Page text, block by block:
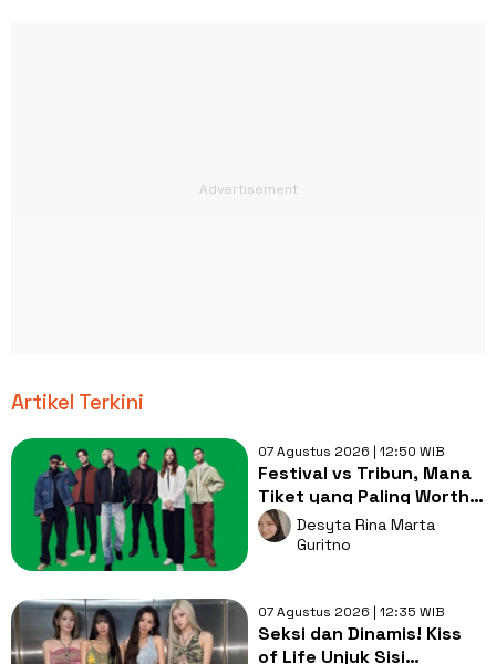
Artikel Terkini
07 Agustus 2026 | 12:50 WIB
Festival vs Tribun, Mana
Tiket yang Paling Worth
It Buat Nonton Maroon
5?
Desyta Rina Marta
Guritno
07 Agustus 2026 | 12:35 WIB
Seksi dan Dinamis! Kiss
of Life Unjuk Sisi